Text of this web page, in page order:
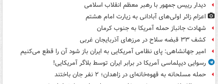
دیدار رییس جمهور با رهبر معظم انقلاب اسلامی
اعزام زائر اولی‌های آبادانی به زیارت امام هشتم
شهادت جانباز حمله آمریکا به جنوب کرمان
کشف ۳۳ قبضه سلاح در مرزهای آذربایجان غربی
امیر جهانشاهی: پای نظامی آمریکایی به ایران باز شود آن را قطع می‌کنیم
رسوایی دیپلماسی آمریکا در برابر ایران توسط بلاگر آمریکایی!
حمله مسلحانه به قهوه‌خانه‌ای در زاهدان؛ ۲ نفر جان باختند